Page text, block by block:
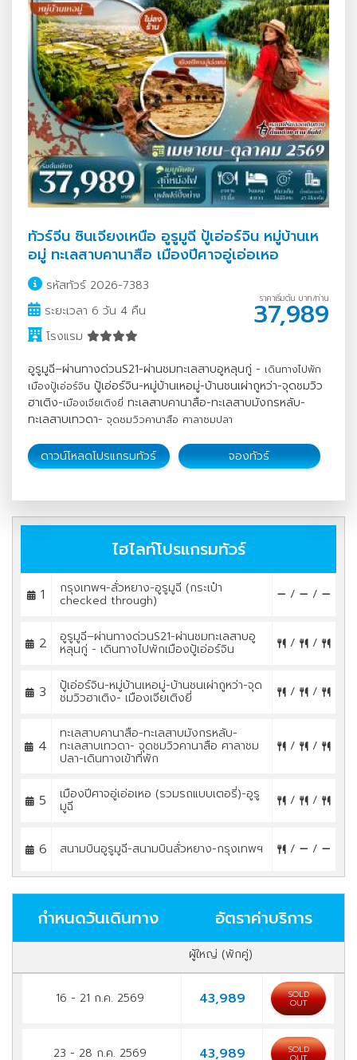
ทัวร์จีน ซินเจียงเหนือ อูรูมูฉี ปู้เอ่อร์จิน หมู่บ้านเห
อมู่ ทะเลสาบคานาสือ เมืองปีศาจอู่เอ่อเหอ
รหัสทัวร์ 2026-7383
ระยะเวลา 6 วัน 4 คืน
โรงแรม
ราคาเริ่มต้น บาท/ท่าน
37,989
อูรูมูฉี–ผ่านทางด่วนS21-ผ่านชมทะเลสาบอูหลุนกู่ - เดินทางไปพัก
เมืองปู้เอ่อร์จิน ปู้เอ่อร์จิน-หมู่บ้านเหอมู่-บ้านชนเผ่าถูหว่า-จุดชมวิว
ฮาเติง-เมืองเจียเติงยี่ ทะเลสาบคานาสือ-ทะเลสาบมังกรหลับ-
ทะเลสาบเทวดา- จุดชมวิวคานาสือ ศาลาชมปลา
ดาวน์โหลดโปรแกรมทัวร์ จองทัวร์
ไฮไลท์โปรแกรมทัวร์
1 กรุงเทพฯ-ลั่วหยาง-อูรูมูฉี (กระเป๋า
checked through) / /
2 อูรูมูฉี–ผ่านทางด่วนS21-ผ่านชมทะเลสาบอู
หลุนกู่ - เดินทางไปพักเมืองปู้เอ่อร์จิน / /
3 ปู้เอ่อร์จิน-หมู่บ้านเหอมู่-บ้านชนเผ่าถูหว่า-จุด
ชมวิวฮาเติง- เมืองเจียเติงยี่ / /
4
ทะเลสาบคานาสือ-ทะเลสาบมังกรหลับ-
ทะเลสาบเทวดา- จุดชมวิวคานาสือ ศาลาชม
ปลา-เดินทางเข้าที่พัก
/ /
5 เมืองปีศาจอู่เอ่อเหอ (รวมรถแบบเตอรี่)-อูรู
มูฉี / /
6 สนามบินอูรูมูฉี-สนามบินลั่วหยาง-กรุงเทพฯ / /
กำหนดวันเดินทาง อัตราค่าบริการ
ผู้ใหญ่ (พักคู่)
16 - 21 ก.ค. 2569 43,989 SOLD
OUT
23 - 28 ก.ค. 2569 43,989 SOLD